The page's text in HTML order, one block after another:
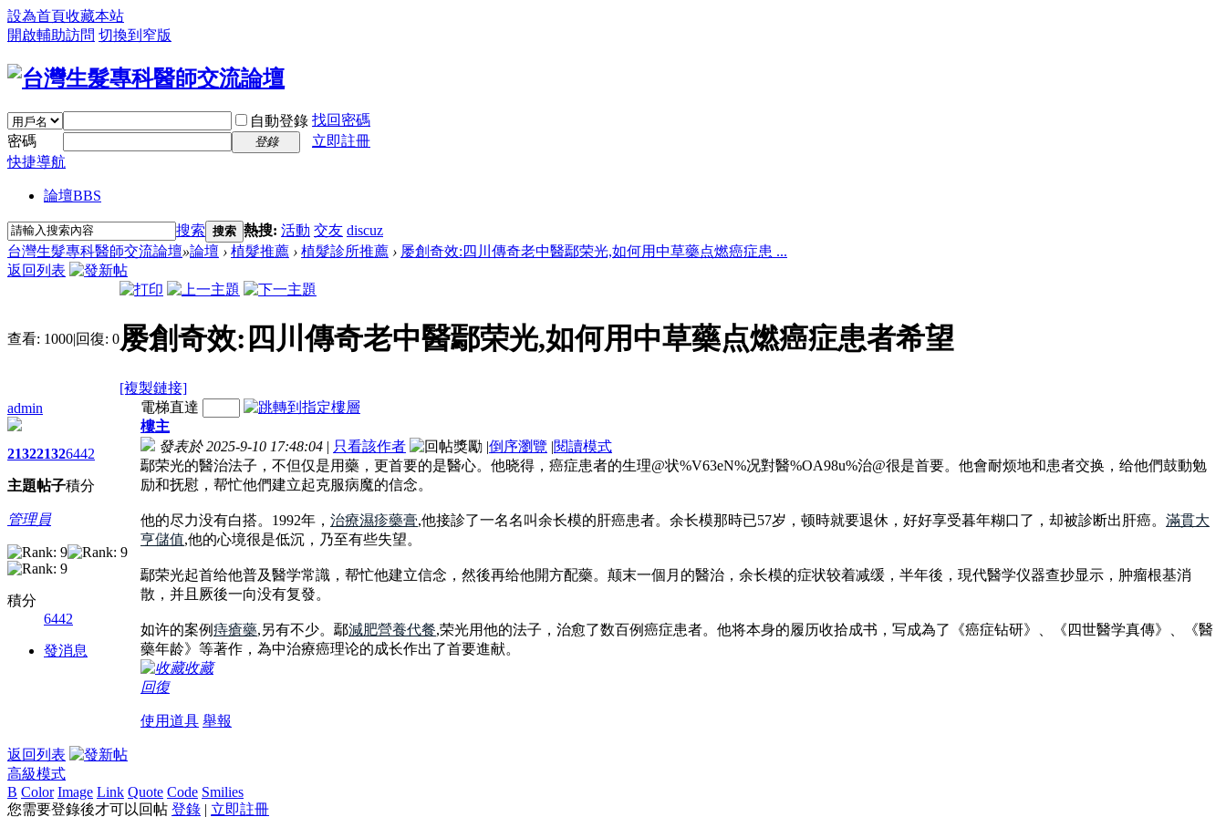
設為首頁收藏本站
開啟輔助訪問 切換到窄版
自動登錄 找回密碼
密碼
登錄
立即註冊
快捷導航
論壇BBS
搜索 搜索 熱搜: 活動 交友 discuz
台灣生髮專科醫師交流論壇»論壇 › 植髮推薦 › 植髮診所推薦 › 屡創奇效:四川傳奇老中醫鄢荣光,如何用中草藥点燃癌症患 ...
返回列表
查看: 1000|回復: 0屡創奇效:四川傳奇老中醫鄢荣光,如何用中草藥点燃癌症患者希望
[複製鏈接]
admin
2132
主題
2132
帖子
6442
積分
管理員
積分
6442
發消息
電梯直達
樓主
發表於 2025-9-10 17:48:04 | 只看該作者 |倒序瀏覽 |閱讀模式
鄢荣光的醫治法子，不但仅是用藥，更首要的是醫心。他晓得，癌症患者的生理@状%V63eN%况對醫%OA98u%治@很是首要。他會耐烦地和患者交换，给他們鼓動勉
励和抚慰，帮忙他們建立起克服病魔的信念。
他的尽力没有白搭。1992年， 治療濕疹藥膏,他接診了一名名叫余长模的肝癌患者。余长模那時已57岁，顿時就要退休，好好享受暮年糊口了，却被診断出肝癌。 滿貫大
亨儲值,他的心境很是低沉，乃至有些失望。
鄢荣光起首给他普及醫学常識，帮忙他建立信念，然後再给他開方配藥。颠末一個月的醫治，余长模的症状较着减缓，半年後，現代醫学仪器查抄显示，肿瘤根基消
散，并且厥後一向没有复發。
如许的案例痔瘡藥,另有不少。鄢減肥營養代餐,荣光用他的法子，治愈了数百例癌症患者。他将本身的履历收拾成书，写成為了《癌症钻研》、《四世醫学真傳》、《醫
藥年龄》等著作，為中治療癌理论的成长作出了首要進献。
收藏
回復
使用道具 舉報
返回列表
高級模式
B Color Image Link Quote Code Smilies
您需要登錄後才可以回帖 登錄 | 立即註冊